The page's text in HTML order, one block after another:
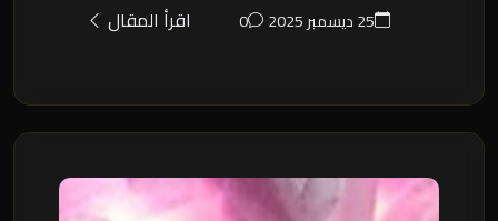
25 ديسمبر 2025 0 اقرأ المقال